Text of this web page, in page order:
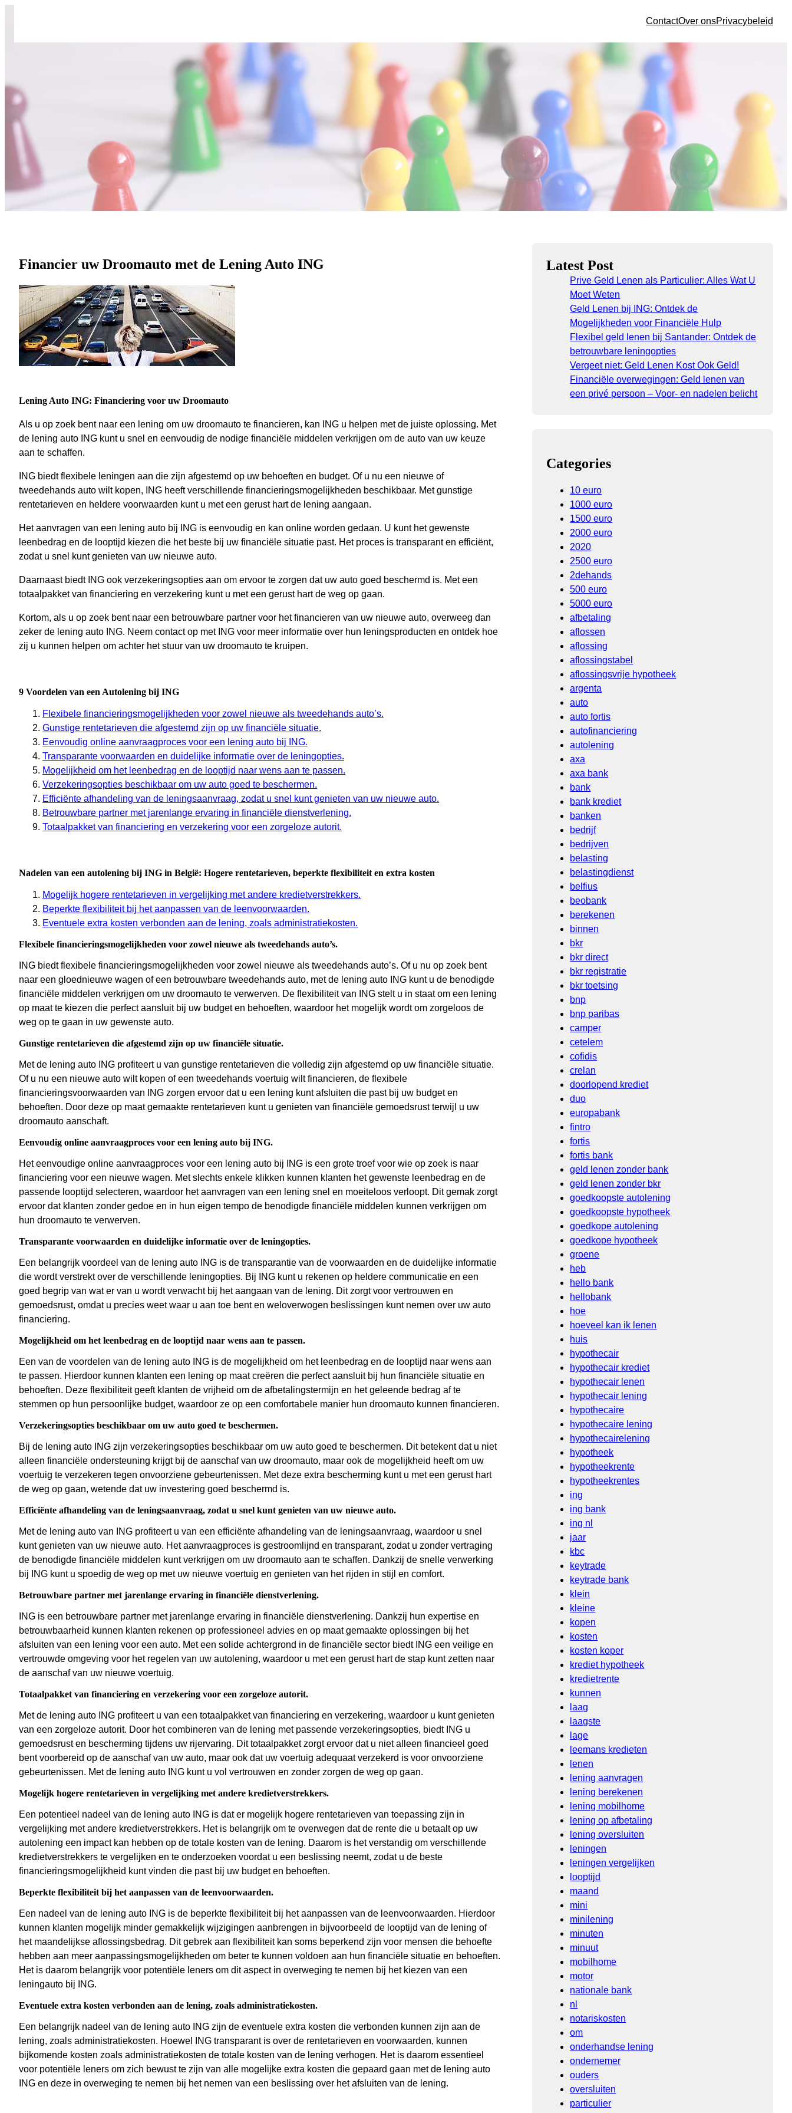
ContactOver onsPrivacybeleid
Financier uw Droomauto met de Lening Auto ING
Lening Auto ING: Financiering voor uw Droomauto
Als u op zoek bent naar een lening om uw droomauto te financieren, kan ING u helpen met de juiste oplossing. Met
de lening auto ING kunt u snel en eenvoudig de nodige financiële middelen verkrijgen om de auto van uw keuze
aan te schaffen.
ING biedt flexibele leningen aan die zijn afgestemd op uw behoeften en budget. Of u nu een nieuwe of
tweedehands auto wilt kopen, ING heeft verschillende financieringsmogelijkheden beschikbaar. Met gunstige
rentetarieven en heldere voorwaarden kunt u met een gerust hart de lening aangaan.
Het aanvragen van een lening auto bij ING is eenvoudig en kan online worden gedaan. U kunt het gewenste
leenbedrag en de looptijd kiezen die het beste bij uw financiële situatie past. Het proces is transparant en efficiënt,
zodat u snel kunt genieten van uw nieuwe auto.
Daarnaast biedt ING ook verzekeringsopties aan om ervoor te zorgen dat uw auto goed beschermd is. Met een
totaalpakket van financiering en verzekering kunt u met een gerust hart de weg op gaan.
Kortom, als u op zoek bent naar een betrouwbare partner voor het financieren van uw nieuwe auto, overweeg dan
zeker de lening auto ING. Neem contact op met ING voor meer informatie over hun leningsproducten en ontdek hoe
zij u kunnen helpen om achter het stuur van uw droomauto te kruipen.
9 Voordelen van een Autolening bij ING
Flexibele financieringsmogelijkheden voor zowel nieuwe als tweedehands auto’s.
Gunstige rentetarieven die afgestemd zijn op uw financiële situatie.
Eenvoudig online aanvraagproces voor een lening auto bij ING.
Transparante voorwaarden en duidelijke informatie over de leningopties.
Mogelijkheid om het leenbedrag en de looptijd naar wens aan te passen.
Verzekeringsopties beschikbaar om uw auto goed te beschermen.
Efficiënte afhandeling van de leningsaanvraag, zodat u snel kunt genieten van uw nieuwe auto.
Betrouwbare partner met jarenlange ervaring in financiële dienstverlening.
Totaalpakket van financiering en verzekering voor een zorgeloze autorit.
Nadelen van een autolening bij ING in België: Hogere rentetarieven, beperkte flexibiliteit en extra kosten
Mogelijk hogere rentetarieven in vergelijking met andere kredietverstrekkers.
Beperkte flexibiliteit bij het aanpassen van de leenvoorwaarden.
Eventuele extra kosten verbonden aan de lening, zoals administratiekosten.
Flexibele financieringsmogelijkheden voor zowel nieuwe als tweedehands auto’s.
ING biedt flexibele financieringsmogelijkheden voor zowel nieuwe als tweedehands auto’s. Of u nu op zoek bent
naar een gloednieuwe wagen of een betrouwbare tweedehands auto, met de lening auto ING kunt u de benodigde
financiële middelen verkrijgen om uw droomauto te verwerven. De flexibiliteit van ING stelt u in staat om een lening
op maat te kiezen die perfect aansluit bij uw budget en behoeften, waardoor het mogelijk wordt om zorgeloos de
weg op te gaan in uw gewenste auto.
Gunstige rentetarieven die afgestemd zijn op uw financiële situatie.
Met de lening auto ING profiteert u van gunstige rentetarieven die volledig zijn afgestemd op uw financiële situatie.
Of u nu een nieuwe auto wilt kopen of een tweedehands voertuig wilt financieren, de flexibele
financieringsvoorwaarden van ING zorgen ervoor dat u een lening kunt afsluiten die past bij uw budget en
behoeften. Door deze op maat gemaakte rentetarieven kunt u genieten van financiële gemoedsrust terwijl u uw
droomauto aanschaft.
Eenvoudig online aanvraagproces voor een lening auto bij ING.
Het eenvoudige online aanvraagproces voor een lening auto bij ING is een grote troef voor wie op zoek is naar
financiering voor een nieuwe wagen. Met slechts enkele klikken kunnen klanten het gewenste leenbedrag en de
passende looptijd selecteren, waardoor het aanvragen van een lening snel en moeiteloos verloopt. Dit gemak zorgt
ervoor dat klanten zonder gedoe en in hun eigen tempo de benodigde financiële middelen kunnen verkrijgen om
hun droomauto te verwerven.
Transparante voorwaarden en duidelijke informatie over de leningopties.
Een belangrijk voordeel van de lening auto ING is de transparantie van de voorwaarden en de duidelijke informatie
die wordt verstrekt over de verschillende leningopties. Bij ING kunt u rekenen op heldere communicatie en een
goed begrip van wat er van u wordt verwacht bij het aangaan van de lening. Dit zorgt voor vertrouwen en
gemoedsrust, omdat u precies weet waar u aan toe bent en weloverwogen beslissingen kunt nemen over uw auto
financiering.
Mogelijkheid om het leenbedrag en de looptijd naar wens aan te passen.
Een van de voordelen van de lening auto ING is de mogelijkheid om het leenbedrag en de looptijd naar wens aan
te passen. Hierdoor kunnen klanten een lening op maat creëren die perfect aansluit bij hun financiële situatie en
behoeften. Deze flexibiliteit geeft klanten de vrijheid om de afbetalingstermijn en het geleende bedrag af te
stemmen op hun persoonlijke budget, waardoor ze op een comfortabele manier hun droomauto kunnen financieren.
Verzekeringsopties beschikbaar om uw auto goed te beschermen.
Bij de lening auto ING zijn verzekeringsopties beschikbaar om uw auto goed te beschermen. Dit betekent dat u niet
alleen financiële ondersteuning krijgt bij de aanschaf van uw droomauto, maar ook de mogelijkheid heeft om uw
voertuig te verzekeren tegen onvoorziene gebeurtenissen. Met deze extra bescherming kunt u met een gerust hart
de weg op gaan, wetende dat uw investering goed beschermd is.
Efficiënte afhandeling van de leningsaanvraag, zodat u snel kunt genieten van uw nieuwe auto.
Met de lening auto van ING profiteert u van een efficiënte afhandeling van de leningsaanvraag, waardoor u snel
kunt genieten van uw nieuwe auto. Het aanvraagproces is gestroomlijnd en transparant, zodat u zonder vertraging
de benodigde financiële middelen kunt verkrijgen om uw droomauto aan te schaffen. Dankzij de snelle verwerking
bij ING kunt u spoedig de weg op met uw nieuwe voertuig en genieten van het rijden in stijl en comfort.
Betrouwbare partner met jarenlange ervaring in financiële dienstverlening.
ING is een betrouwbare partner met jarenlange ervaring in financiële dienstverlening. Dankzij hun expertise en
betrouwbaarheid kunnen klanten rekenen op professioneel advies en op maat gemaakte oplossingen bij het
afsluiten van een lening voor een auto. Met een solide achtergrond in de financiële sector biedt ING een veilige en
vertrouwde omgeving voor het regelen van uw autolening, waardoor u met een gerust hart de stap kunt zetten naar
de aanschaf van uw nieuwe voertuig.
Totaalpakket van financiering en verzekering voor een zorgeloze autorit.
Met de lening auto ING profiteert u van een totaalpakket van financiering en verzekering, waardoor u kunt genieten
van een zorgeloze autorit. Door het combineren van de lening met passende verzekeringsopties, biedt ING u
gemoedsrust en bescherming tijdens uw rijervaring. Dit totaalpakket zorgt ervoor dat u niet alleen financieel goed
bent voorbereid op de aanschaf van uw auto, maar ook dat uw voertuig adequaat verzekerd is voor onvoorziene
gebeurtenissen. Met de lening auto ING kunt u vol vertrouwen en zonder zorgen de weg op gaan.
Mogelijk hogere rentetarieven in vergelijking met andere kredietverstrekkers.
Een potentieel nadeel van de lening auto ING is dat er mogelijk hogere rentetarieven van toepassing zijn in
vergelijking met andere kredietverstrekkers. Het is belangrijk om te overwegen dat de rente die u betaalt op uw
autolening een impact kan hebben op de totale kosten van de lening. Daarom is het verstandig om verschillende
kredietverstrekkers te vergelijken en te onderzoeken voordat u een beslissing neemt, zodat u de beste
financieringsmogelijkheid kunt vinden die past bij uw budget en behoeften.
Beperkte flexibiliteit bij het aanpassen van de leenvoorwaarden.
Een nadeel van de lening auto ING is de beperkte flexibiliteit bij het aanpassen van de leenvoorwaarden. Hierdoor
kunnen klanten mogelijk minder gemakkelijk wijzigingen aanbrengen in bijvoorbeeld de looptijd van de lening of
het maandelijkse aflossingsbedrag. Dit gebrek aan flexibiliteit kan soms beperkend zijn voor mensen die behoefte
hebben aan meer aanpassingsmogelijkheden om beter te kunnen voldoen aan hun financiële situatie en behoeften.
Het is daarom belangrijk voor potentiële leners om dit aspect in overweging te nemen bij het kiezen van een
leningauto bij ING.
Eventuele extra kosten verbonden aan de lening, zoals administratiekosten.
Een belangrijk nadeel van de lening auto ING zijn de eventuele extra kosten die verbonden kunnen zijn aan de
lening, zoals administratiekosten. Hoewel ING transparant is over de rentetarieven en voorwaarden, kunnen
bijkomende kosten zoals administratiekosten de totale kosten van de lening verhogen. Het is daarom essentieel
voor potentiële leners om zich bewust te zijn van alle mogelijke extra kosten die gepaard gaan met de lening auto
ING en deze in overweging te nemen bij het nemen van een beslissing over het afsluiten van de lening.
Latest Post
Prive Geld Lenen als Particulier: Alles Wat U
Moet Weten
Geld Lenen bij ING: Ontdek de
Mogelijkheden voor Financiële Hulp
Flexibel geld lenen bij Santander: Ontdek de
betrouwbare leningopties
Vergeet niet: Geld Lenen Kost Ook Geld!
Financiële overwegingen: Geld lenen van
een privé persoon – Voor- en nadelen belicht
Categories
10 euro
1000 euro
1500 euro
2000 euro
2020
2500 euro
2dehands
500 euro
5000 euro
afbetaling
aflossen
aflossing
aflossingstabel
aflossingsvrije hypotheek
argenta
auto
auto fortis
autofinanciering
autolening
axa
axa bank
bank
bank krediet
banken
bedrijf
bedrijven
belasting
belastingdienst
belfius
beobank
berekenen
binnen
bkr
bkr direct
bkr registratie
bkr toetsing
bnp
bnp paribas
camper
cetelem
cofidis
crelan
doorlopend krediet
duo
europabank
fintro
fortis
fortis bank
geld lenen zonder bank
geld lenen zonder bkr
goedkoopste autolening
goedkoopste hypotheek
goedkope autolening
goedkope hypotheek
groene
heb
hello bank
hellobank
hoe
hoeveel kan ik lenen
huis
hypothecair
hypothecair krediet
hypothecair lenen
hypothecair lening
hypothecaire
hypothecaire lening
hypothecairelening
hypotheek
hypotheekrente
hypotheekrentes
ing
ing bank
ing nl
jaar
kbc
keytrade
keytrade bank
klein
kleine
kopen
kosten
kosten koper
krediet hypotheek
kredietrente
kunnen
laag
laagste
lage
leemans kredieten
lenen
lening aanvragen
lening berekenen
lening mobilhome
lening op afbetaling
lening oversluiten
leningen
leningen vergelijken
looptijd
maand
mini
minilening
minuten
minuut
mobilhome
motor
nationale bank
nl
notariskosten
om
onderhandse lening
ondernemer
ouders
oversluiten
particulier